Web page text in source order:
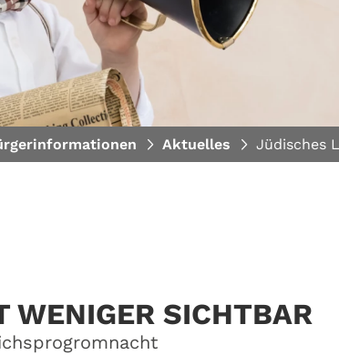
Aktuelles Jüdisches
WENIGER SICHTBAR